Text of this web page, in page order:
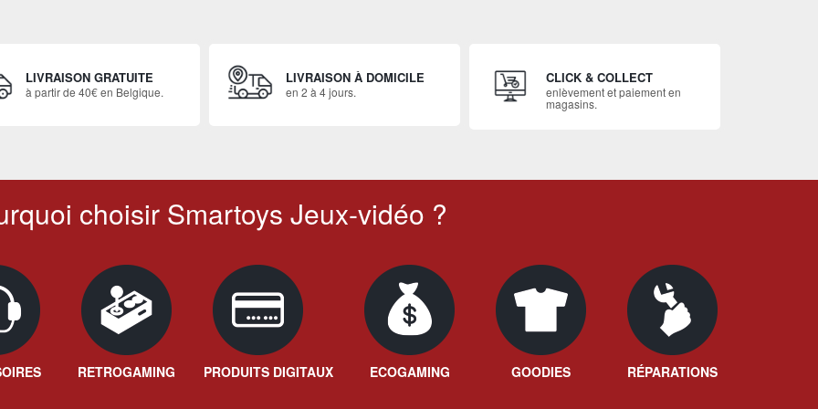
LIVRAISON GRATUITE
à partir de 40€ en Belgique.
LIVRAISON À DOMICILE
en 2 à 4 jours.
CLICK & COLLECT
enlèvement et paiement en
magasins.
choisir Smartoys Jeux-vidéo ?
RETROGAMING PRODUITS DIGITAUX ECOGAMING GOODIES RÉPARATIONS